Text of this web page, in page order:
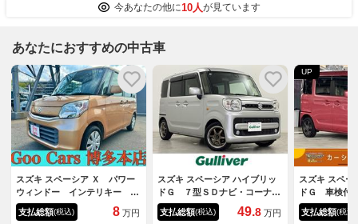
今あなたの他に10人が見ています
あなたにおすすめの中古車
スズキ スペーシア Ｘ パワー
ウィンドー インテリキー Ｅ
ＳＣ キ－フリ－ 助手席エア
バッグ ＳＤ エアバック 片
支払総額(税込) 8 万円
スズキ スペーシア ハイブリッ
ドＧ ７型ＳＤナビ・コーナー
センサー・バックカメラ・フル
セグＴＶ・ＣＤ／ＤＶＤ再生・
支払総額(税込) 49.8 万円
UP
スズキ スペー
ドＧ 車検付
ライドドア
ー レーンア
支払総額(税込)